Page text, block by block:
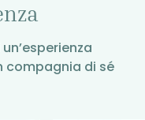
compagnia di sé